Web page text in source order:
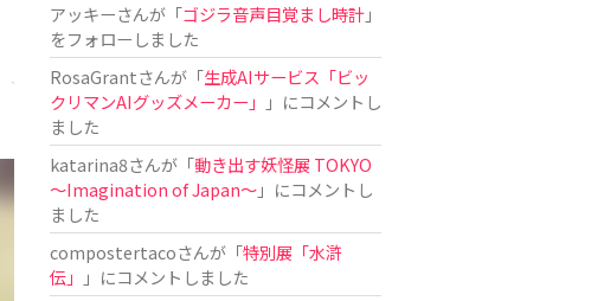
アッキーさんが「ゴジラ音声目覚まし時計」
をフォローしました
RosaGrantさんが「生成AIサービス「ビッ
クリマンAIグッズメーカー」
」にコメントし
ました
katarina8さんが「動き出す妖怪展 TOKYO
〜Imagination of Japan〜」にコメントし
ました
compostertacoさんが「特別展「水滸
伝」
」にコメントしました